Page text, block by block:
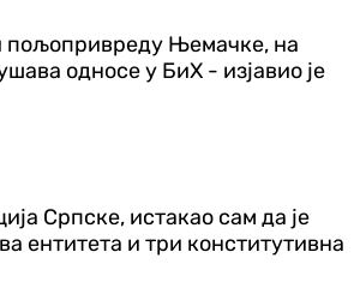
пољопривреду Њемачке, на
односе у БиХ - изјавио је
Српске, истакао сам да је
ентитета и три конститутивна